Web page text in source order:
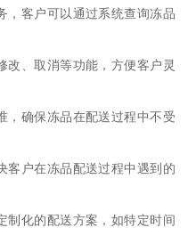
，客户可以通过系统查询冻品
改、取消等功能，方便客户灵
，确保冻品在配送过程中不受
客户在冻品配送过程中遇到的
制化的配送方案，如特定时间